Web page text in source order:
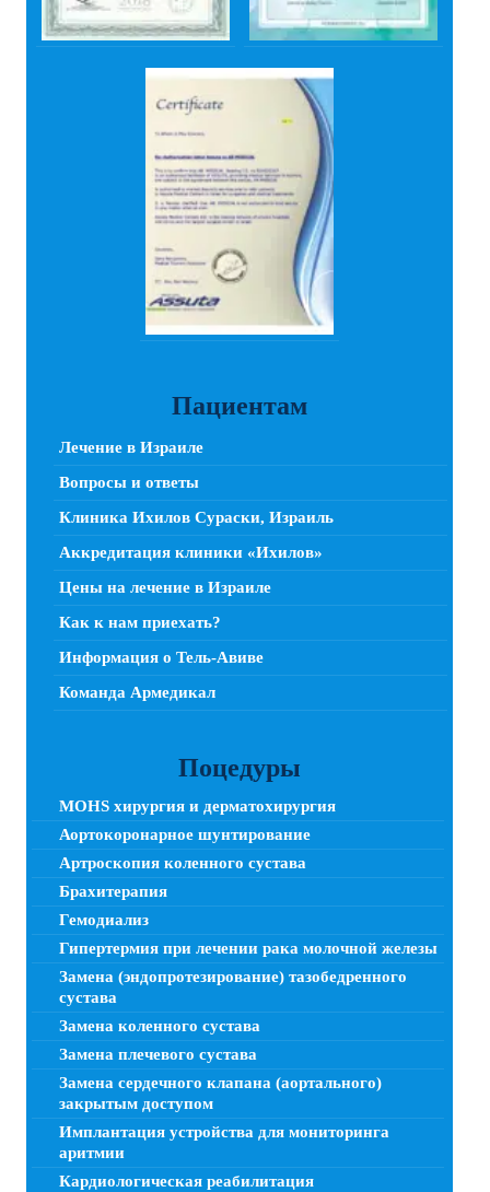
Пациентам
Лечение в Израиле
Вопросы и ответы
Клиника Ихилов Сураски, Израиль
Аккредитация клиники «Ихилов»
Цены на лечение в Израиле
Как к нам приехать?
Информация о Тель-Авиве
Команда Армедикал
Поцедуры
MOHS хирургия и дерматохирургия
Аортокоронарное шунтирование
Артроскопия коленного сустава
Брахитерапия
Гемодиализ
Гипертермия при лечении рака молочной железы
Замена (эндопротезирование) тазобедренного
сустава
Замена коленного сустава
Замена плечевого сустава
Замена сердечного клапана (аортального)
закрытым доступом
Имплантация устройства для мониторинга
аритмии
Кардиологическая реабилитация